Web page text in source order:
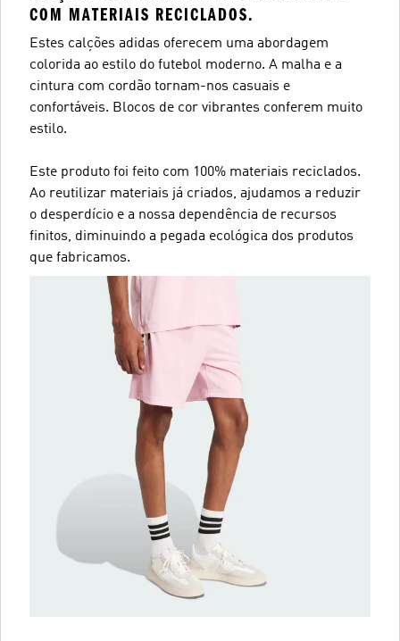
COM MATERIAIS RECICLADOS.
Estes calções adidas oferecem uma abordagem
colorida ao estilo do futebol moderno. A malha e a
cintura com cordão tornam-nos casuais e
confortáveis. Blocos de cor vibrantes conferem muito
estilo.
Este produto foi feito com 100% materiais reciclados.
Ao reutilizar materiais já criados, ajudamos a reduzir
o desperdício e a nossa dependência de recursos
finitos, diminuindo a pegada ecológica dos produtos
que fabricamos.